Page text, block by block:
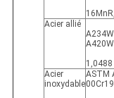
Acier allié
1,0488
Acier
inoxydable
ASTM